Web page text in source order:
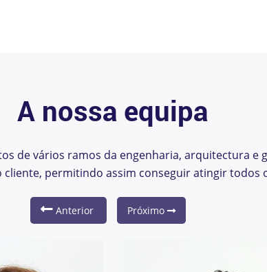
A nossa equipa
de vários ramos da engenharia, arquitectura e
cliente, permitindo assim conseguir atingir todos
Anterior Próximo